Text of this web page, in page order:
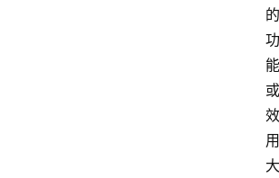
的
功
能
或
效
用
大